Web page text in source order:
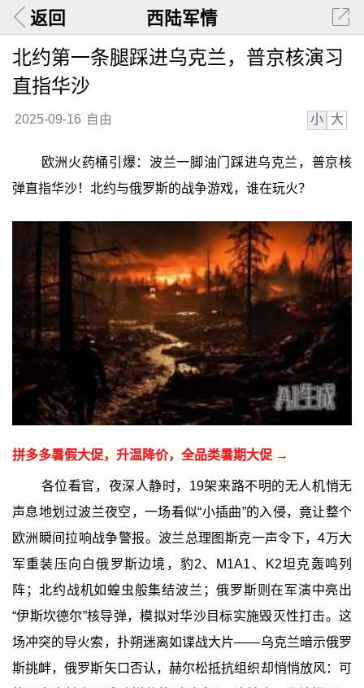
返回 西陆军情
北约第一条腿踩进乌克兰，普京核演习
直指华沙
2025-09-16 自由 小 大
欧洲火药桶引爆：波兰一脚油门踩进乌克兰，普京核
弹直指华沙！北约与俄罗斯的战争游戏，谁在玩火？
拼多多暑假大促，升温降价，全品类暑期大促 →
各位看官，夜深人静时，19架来路不明的无人机悄无
声息地划过波兰夜空，一场看似“小插曲”的入侵，竟让整个
欧洲瞬间拉响战争警报。波兰总理图斯克一声令下，4万大
军重装压向白俄罗斯边境，豹2、M1A1、K2坦克轰鸣列
阵；北约战机如蝗虫般集结波兰；俄罗斯则在军演中亮出
“伊斯坎德尔”核导弹，模拟对华沙目标实施毁灭性打击。这
场冲突的导火索，扑朔迷离如谍战大片——乌克兰暗示俄罗
斯挑衅，俄罗斯矢口否认，赫尔松抵抗组织却悄悄放风：可